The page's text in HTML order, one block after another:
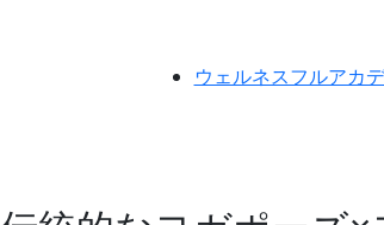
ウェルネスフルアカ